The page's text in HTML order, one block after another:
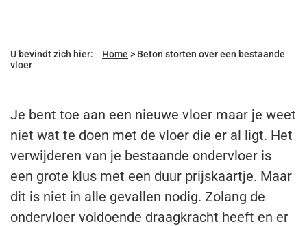
U bevindt zich hier: Home > Beton storten over een bestaande
vloer
Je bent toe aan een nieuwe vloer maar je weet
niet wat te doen met de vloer die er al ligt. Het
verwijderen van je bestaande ondervloer is
een grote klus met een duur prijskaartje. Maar
dit is niet in alle gevallen nodig. Zolang de
ondervloer voldoende draagkracht heeft en er